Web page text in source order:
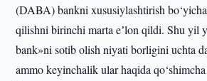
(DABA) bankni xususiylashtirish
qilishni birinchi marta eʼlon qildi. Shu yil
bank»ni sotib olish niyati borligini uchta
ammo keyinchalik ular haqida